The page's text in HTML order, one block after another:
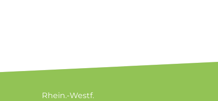
Rhein.-Westf.